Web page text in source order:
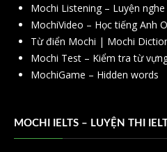
Mochi Listening – Luyện nghe
MochiVideo – Học tiếng Anh
Từ điển Mochi | Mochi
Mochi Test – Kiểm tra từ
MochiGame – Hidden words
MOCHI IELTS – LUYỆN THI